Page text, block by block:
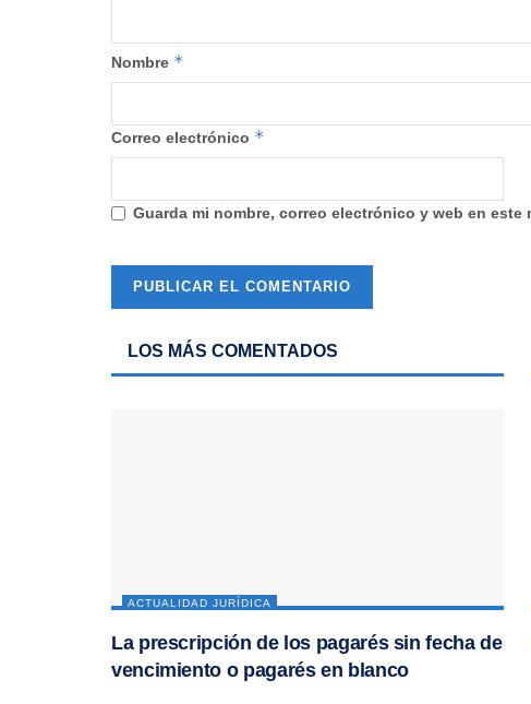
Nombre *
Correo electrónico *
Guarda mi nombre, correo electrónico y web en
LOS MÁS COMENTADOS
ACTUALIDAD JURÍDICA
La prescripción de los pagarés sin fecha de
vencimiento o pagarés en blanco